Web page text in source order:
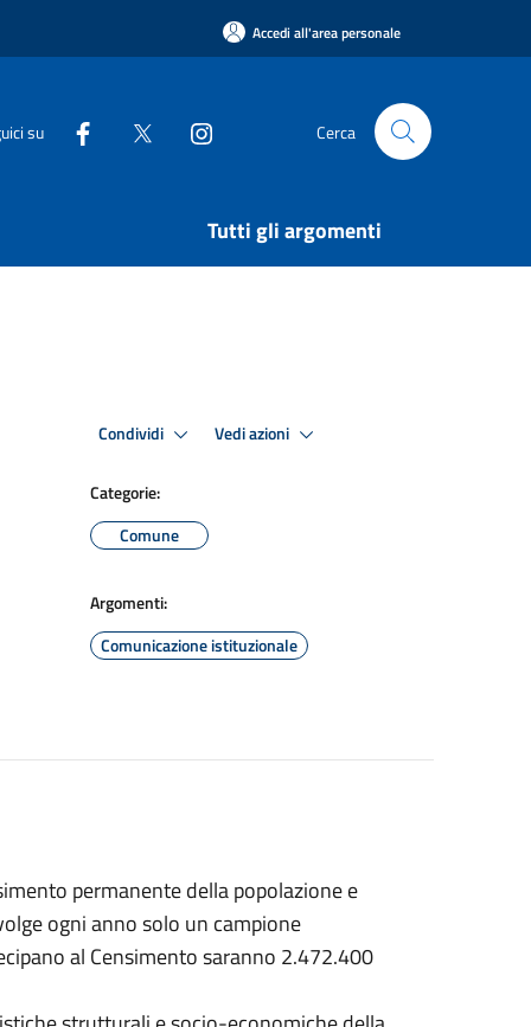
Accedi all'area personale
su Cerca
Tutti gli argomenti
Condividi Vedi azioni
Categorie:
Comune
Argomenti:
Comunicazione istituzionale
permanente della popolazione e
ogni anno solo un campione
al Censimento saranno 2.472.400